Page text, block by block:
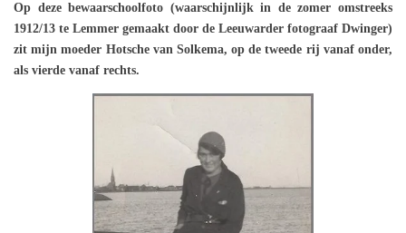
Op deze bewaarschoolfoto (waarschijnlijk in de zomer omstreeks
1912/13 te Lemmer gemaakt door de Leeuwarder fotograaf Dwinger)
zit mijn moeder Hotsche van Solkema, op de tweede rij vanaf onder,
als vierde vanaf rechts.